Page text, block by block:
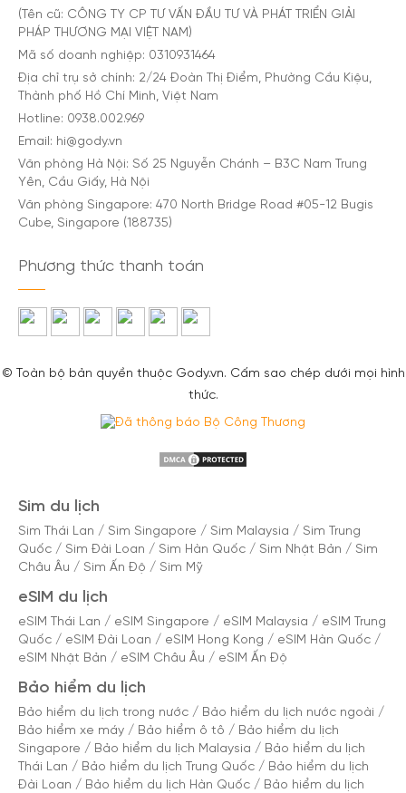
(Tên cũ: CÔNG TY CP TƯ VẤN ĐẦU TƯ VÀ PHÁT TRIỂN GIẢI
PHÁP THƯƠNG MẠI VIỆT NAM)
Mã số doanh nghiệp: 0310931464
Địa chỉ trụ sở chính: 2/24 Đoàn Thị Điểm, Phường Cầu Kiệu,
Thành phố Hồ Chí Minh, Việt Nam
Hotline: 0938.002.969
Email: hi@gody.vn
Văn phòng Hà Nội: Số 25 Nguyễn Chánh – B3C Nam Trung
Yên, Cầu Giấy, Hà Nội
Văn phòng Singapore: 470 North Bridge Road #05-12 Bugis
Cube, Singapore (188735)
Phương thức thanh toán
© Toàn bộ bản quyền thuộc Gody.vn. Cấm sao chép dưới mọi hình
thức.
Sim du lịch
Sim Thái Lan / Sim Singapore / Sim Malaysia / Sim Trung
Quốc / Sim Đài Loan / Sim Hàn Quốc / Sim Nhật Bản / Sim
Châu Âu / Sim Ấn Độ / Sim Mỹ
eSIM du lịch
eSIM Thái Lan / eSIM Singapore / eSIM Malaysia / eSIM Trung
Quốc / eSIM Đài Loan / eSIM Hong Kong / eSIM Hàn Quốc /
eSIM Nhật Bản / eSIM Châu Âu / eSIM Ấn Độ
Bảo hiểm du lịch
Bảo hiểm du lịch trong nước / Bảo hiểm du lịch nước ngoài /
Bảo hiểm xe máy / Bảo hiểm ô tô / Bảo hiểm du lịch
Singapore / Bảo hiểm du lịch Malaysia / Bảo hiểm du lịch
Thái Lan / Bảo hiểm du lịch Trung Quốc / Bảo hiểm du lịch
Đài Loan / Bảo hiểm du lịch Hàn Quốc / Bảo hiểm du lịch